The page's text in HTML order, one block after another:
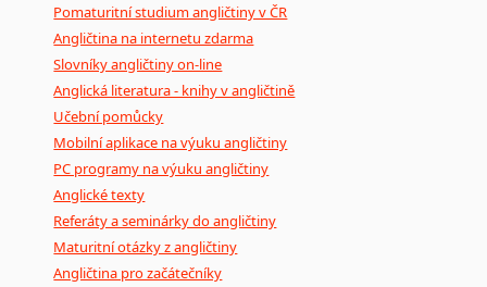
Pomaturitní studium angličtiny v ČR
Angličtina na internetu zdarma
Slovníky angličtiny on-line
Anglická literatura - knihy v angličtině
Učební pomůcky
Mobilní aplikace na výuku angličtiny
PC programy na výuku angličtiny
Anglické texty
Referáty a seminárky do angličtiny
Maturitní otázky z angličtiny
Angličtina pro začátečníky